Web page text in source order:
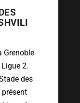
Grenoble
2.
des